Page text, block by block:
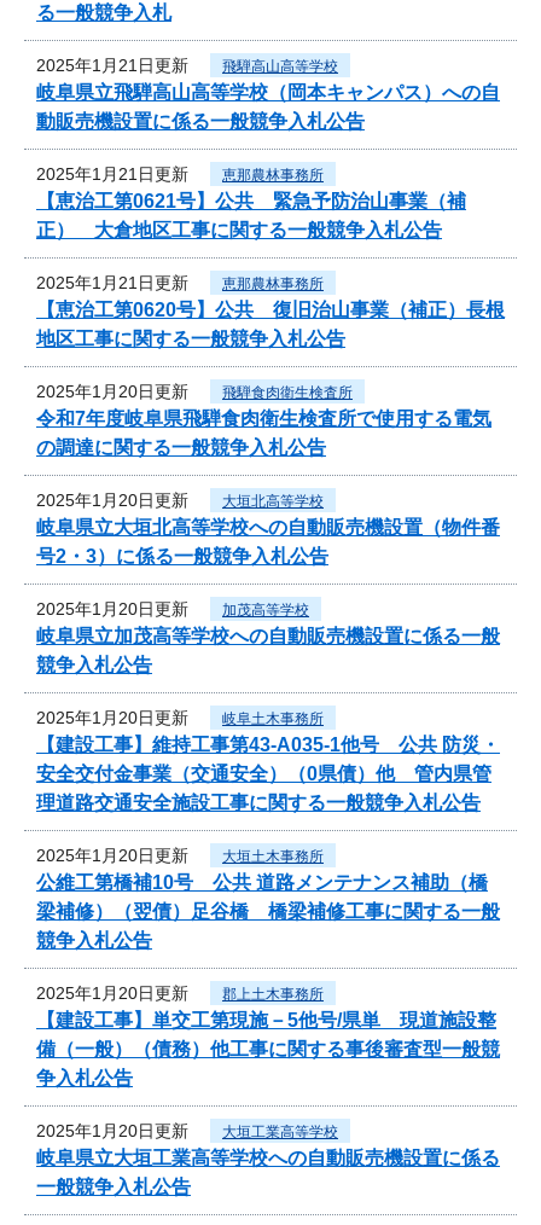
る一般競争入札
2025年1月21日更新 飛騨高山高等学校
岐阜県立飛騨高山高等学校（岡本キャンパス）への自
動販売機設置に係る一般競争入札公告
2025年1月21日更新 恵那農林事務所
【恵治工第0621号】公共 緊急予防治山事業（補
正） 大倉地区工事に関する一般競争入札公告
2025年1月21日更新 恵那農林事務所
【恵治工第0620号】公共 復旧治山事業（補正）長根
地区工事に関する一般競争入札公告
2025年1月20日更新 飛騨食肉衛生検査所
令和7年度岐阜県飛騨食肉衛生検査所で使用する電気
の調達に関する一般競争入札公告
2025年1月20日更新 大垣北高等学校
岐阜県立大垣北高等学校への自動販売機設置（物件番
号2・3）に係る一般競争入札公告
2025年1月20日更新 加茂高等学校
岐阜県立加茂高等学校への自動販売機設置に係る一般
競争入札公告
2025年1月20日更新 岐阜土木事務所
【建設工事】維持工事第43-A035-1他号 公共 防災・
安全交付金事業（交通安全）（0県債）他 管内県管
理道路交通安全施設工事に関する一般競争入札公告
2025年1月20日更新 大垣土木事務所
公維工第橋補10号 公共 道路メンテナンス補助（橋
梁補修）（翌債）足谷橋 橋梁補修工事に関する一般
競争入札公告
2025年1月20日更新 郡上土木事務所
【建設工事】単交工第現施－5他号/県単 現道施設整
備（一般）（債務）他工事に関する事後審査型一般競
争入札公告
2025年1月20日更新 大垣工業高等学校
岐阜県立大垣工業高等学校への自動販売機設置に係る
一般競争入札公告